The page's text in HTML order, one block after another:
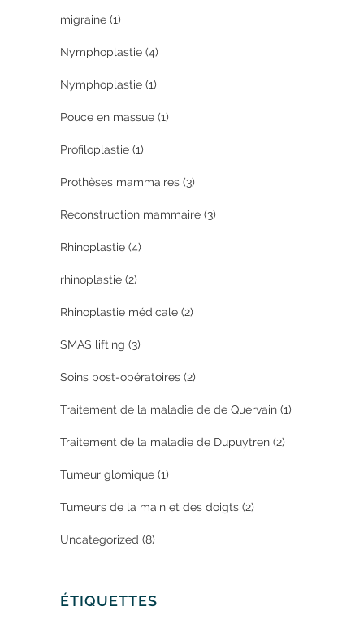
migraine (1)
Nymphoplastie (4)
Nymphoplastie (1)
Pouce en massue (1)
Profiloplastie (1)
Prothèses mammaires (3)
Reconstruction mammaire (3)
Rhinoplastie (4)
rhinoplastie (2)
Rhinoplastie médicale (2)
SMAS lifting (3)
Soins post-opératoires (2)
Traitement de la maladie de de Quervain (1)
Traitement de la maladie de Dupuytren (2)
Tumeur glomique (1)
Tumeurs de la main et des doigts (2)
Uncategorized (8)
ÉTIQUETTES